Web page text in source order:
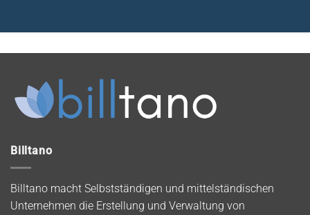
Billtano
Billtano macht Selbstständigen und mittelständischen
Unternehmen die Erstellung und Verwaltung von